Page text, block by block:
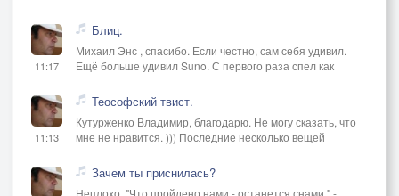
11:17
Блиц.
Михаил Энс , спасибо. Если честно, сам себя удивил.
Ещё больше удивил Suno. С первого раза спел как
11:13
Теософский твист.
Кутурженко Владимир, благодарю. Не могу сказать, что
мне не нравится. ))) Последние несколько вещей
Зачем ты приснилась?
Неплохо. "Что пройдено нами - останется снами," -